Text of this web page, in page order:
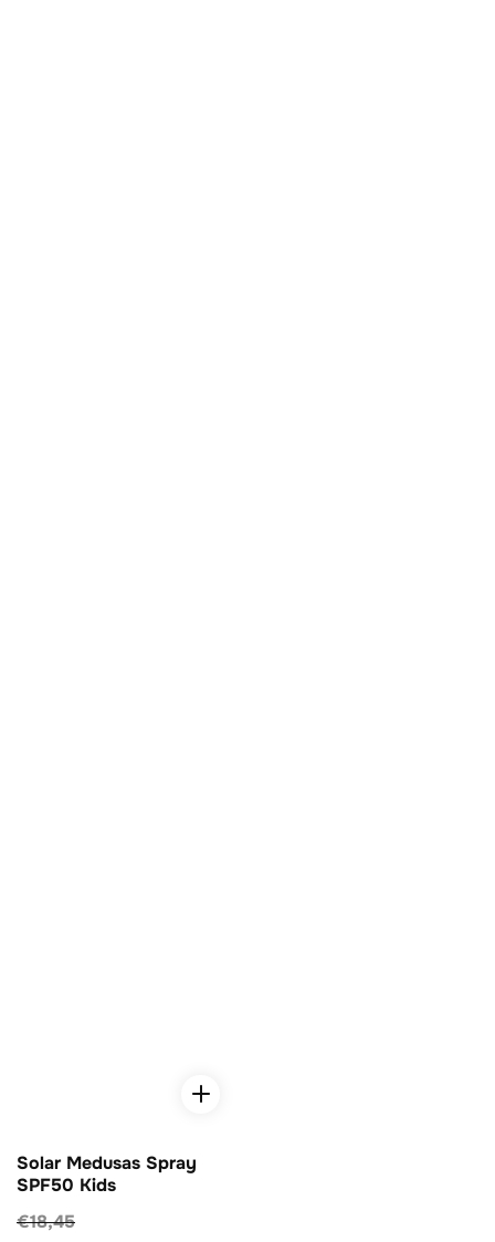
Solar Medusas Spray
SPF50 Kids
Precio
€18,45